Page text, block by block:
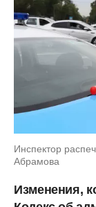
Инспектор
Абрамова
Изменения,